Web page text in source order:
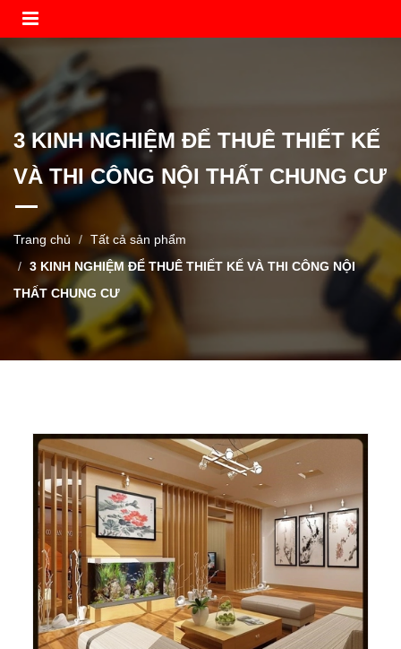
3 KINH NGHIỆM ĐỂ THUÊ THIẾT KẾ
VÀ THI CÔNG NỘI THẤT CHUNG CƯ
Trang chủ
Tất cả sản phẩm
3 KINH NGHIỆM ĐỂ THUÊ THIẾT KẾ VÀ THI CÔNG NỘI
THẤT CHUNG CƯ